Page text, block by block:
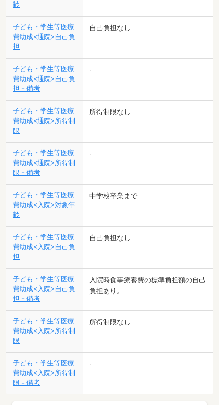
齢
子ども・学生等医療
費助成<通院>自己負
担
自己負担なし
子ども・学生等医療
費助成<通院>自己負
担－備考
-
子ども・学生等医療
費助成<通院>所得制
限
所得制限なし
子ども・学生等医療
費助成<通院>所得制
限－備考
-
子ども・学生等医療
費助成<入院>対象年
齢
中学校卒業まで
子ども・学生等医療
費助成<入院>自己負
担
自己負担なし
子ども・学生等医療
費助成<入院>自己負
担－備考
入院時食事療養費の標準負担額の自己
負担あり。
子ども・学生等医療
費助成<入院>所得制
限
所得制限なし
子ども・学生等医療
費助成<入院>所得制
限－備考
-